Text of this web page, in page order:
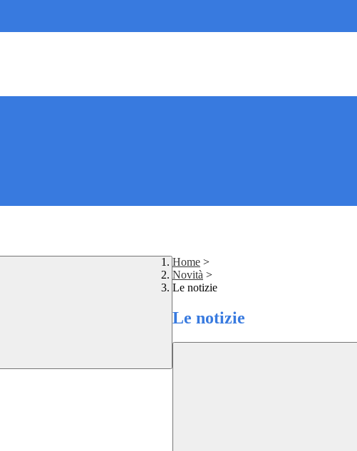
Home >
Novità >
Le notizie
Le notizie